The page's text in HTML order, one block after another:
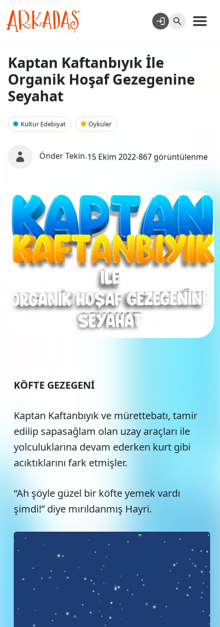
Kaptan Kaftanbıyık İle
Organik Hoşaf Gezegenine
Seyahat
Kültür Edebiyat Öyküler
Önder Tekin-15 Ekim 2022-867 görüntülenme
KÖFTE GEZEGENİ
Kaptan Kaftanbıyık ve mürettebatı, tamir
edilip sapasağlam olan uzay araçları ile
yolculuklarına devam ederken kurt gibi
acıktıklarını fark etmişler.
“Ah şöyle güzel bir köfte yemek vardı
şimdi!” diye mırıldanmış Hayri.